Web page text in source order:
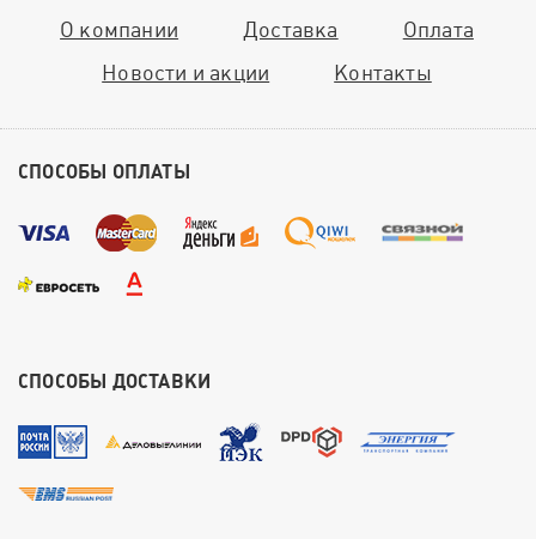
О компании Доставка
Оплата
Новости и акции
Контакты
СПОСОБЫ ОПЛАТЫ
СПОСОБЫ ДОСТАВКИ